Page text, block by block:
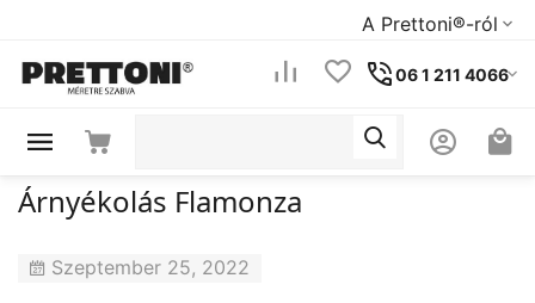
A Prettoni®-ról
06 1 211 4066
Árnyékolás Flamonza
Szeptember 25, 2022